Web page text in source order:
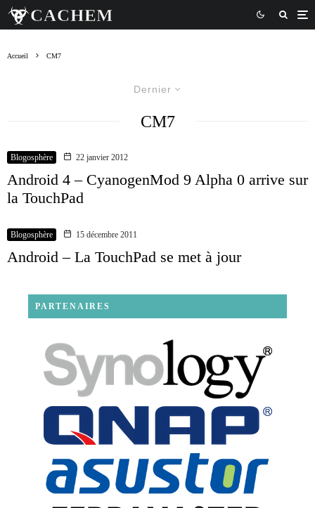
Accueil CM7
Dernier
CM7
Blogosphère 22 janvier 2012
Android 4 – CyanogenMod 9 Alpha 0 arrive sur
la TouchPad
Blogosphère 15 décembre 2011
Android – La TouchPad se met à jour
PARTENAIRES